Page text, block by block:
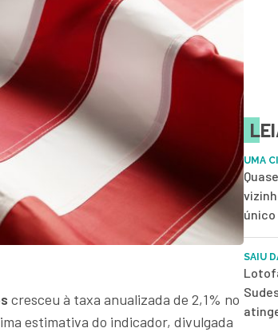
cresceu à taxa anualizada de 2,1% no
estimativa do indicador, divulgada
UMA
único
SAIU